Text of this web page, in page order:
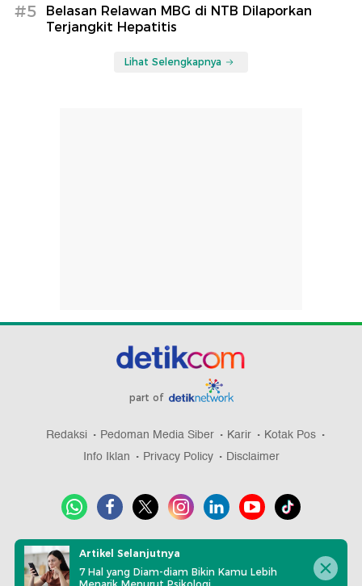
#5
Belasan Relawan MBG di NTB Dilaporkan
Terjangkit Hepatitis
Lihat Selengkapnya
part of
Redaksi Pedoman Media Siber Karir
Kotak Pos
Info Iklan
Privacy Policy Disclaimer
Artikel Selanjutnya
7 Hal yang Diam-diam Bikin Kamu Lebih
Menarik Menurut Psikologi